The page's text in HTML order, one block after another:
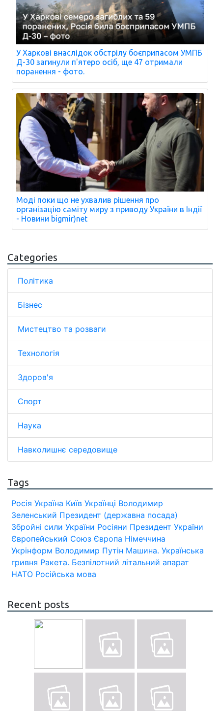
У Харкові внаслідок обстрілу боєприпасом УМПБ
Д-30 загинули п'ятеро осіб, ще 47 отримали
поранення - фото.
Моді поки що не ухвалив рішення про
організацію саміту миру з приводу України в Індії
- Новини bigmir)net
Categories
Політика
Бізнес
Мистецтво та розваги
Технологія
Здоров'я
Спорт
Наука
Навколишнє середовище
Tags
Росія Україна Київ Українці Володимир
Зеленський Президент (державна посада)
Збройні сили України Росіяни Президент України
Європейський Союз Європа Німеччина
Укрінформ Володимир Путін Машина. Українська
гривня Ракета. Безпілотний літальний апарат
НАТО Російська мова
Recent posts